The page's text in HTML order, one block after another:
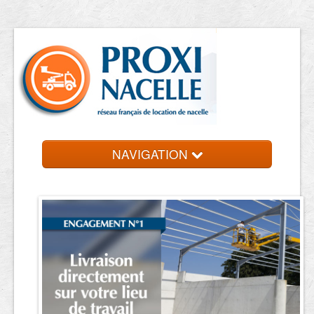
NAVIGATION
Location de nacelle
Contact et devis